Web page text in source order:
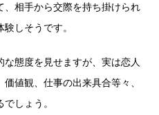
、相手から交際を持ち掛けられ
しそうです。
態度を見せますが、実は恋人
値観、仕事の出来具合等々、
しょう。